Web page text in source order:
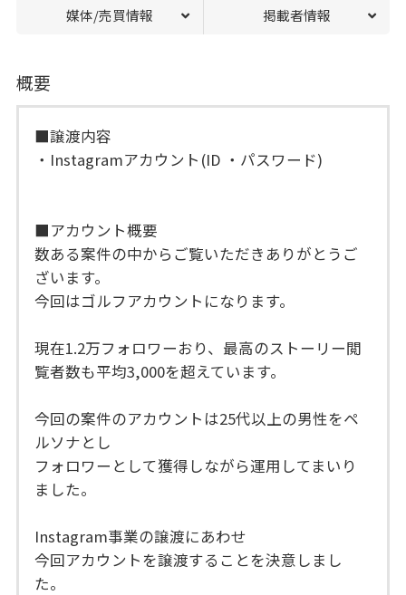
媒体/売買情報 掲載者情報
概要
■譲渡内容
・Instagramアカウント(ID ・パスワード)
■アカウント概要
数ある案件の中からご覧いただきありがとうご
ざいます。
今回はゴルフアカウントになります。
現在1.2万フォロワーおり、最高のストーリー閲
覧者数も平均3,000を超えています。
今回の案件のアカウントは25代以上の男性をペ
ルソナとし
フォロワーとして獲得しながら運用してまいり
ました。
Instagram事業の譲渡にあわせ
今回アカウントを譲渡することを決意しまし
た。